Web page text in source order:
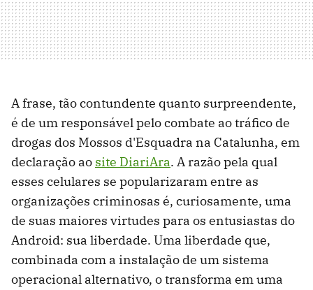
A frase, tão contundente quanto surpreendente,
é de um responsável pelo combate ao tráfico de
drogas dos Mossos d'Esquadra na Catalunha, em
declaração ao site DiariAra. A razão pela qual
esses celulares se popularizaram entre as
organizações criminosas é, curiosamente, uma
de suas maiores virtudes para os entusiastas do
Android: sua liberdade. Uma liberdade que,
combinada com a instalação de um sistema
operacional alternativo, o transforma em uma